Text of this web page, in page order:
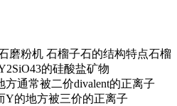
磨粉机 石榴子石的结构特点石榴
的硅酸盐矿物
方通常被二价divalent的正离子
Y的地方被三价的正离子